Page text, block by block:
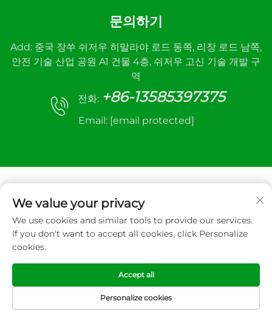
문의하기
Add: 중국 장쑤 쉬저우 히말라야 로드 동쪽, 리장 로드 남쪽,
안전 기술 산업 공원 A1 건물 4층, 쉬저우 고신 기술 개발 구
역
전화: +86-13585397375
Email: [email protected]
저작권 © 2025 Xuzhou sanhe automatic control
equipment Co.,LTD. 모든 권리 보유
홈페이지 제품 이메일 전화번호
We value your privacy
We use cookies and similar tools to provide our services.
If you don't want to accept all cookies, click Personalize
cookies.
Personalize cookies
Accept all